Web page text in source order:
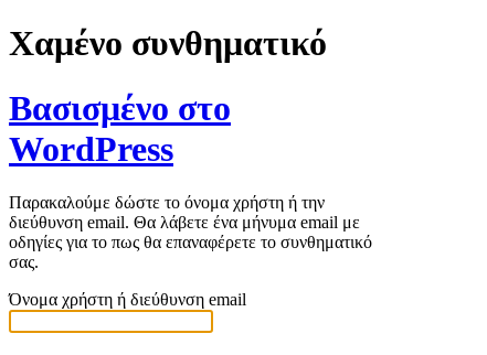
Χαμένο συνθηματικό
Βασισμένο στο
WordPress
Παρακαλούμε δώστε το όνομα χρήστη ή την
διεύθυνση email. Θα λάβετε ένα μήνυμα email με
οδηγίες για το πως θα επαναφέρετε το συνθηματικό
σας.
Όνομα χρήστη ή διεύθυνση email